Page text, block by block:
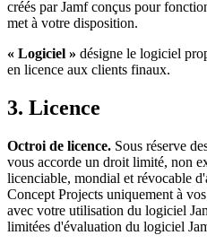
créés par Jamf conçus pour
met à votre disposition.
« Logiciel » désigne le logiciel
en licence aux clients finaux.
3. Licence
Octroi de licence. Sous réserve
vous accorde un droit limité, non
licenciable, mondial et révocable
Concept Projects uniquement à
avec votre utilisation du logiciel
limitées d'évaluation du logiciel